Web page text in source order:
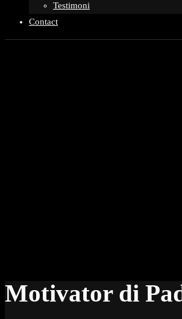
Testimoni
Contact
Motivator di